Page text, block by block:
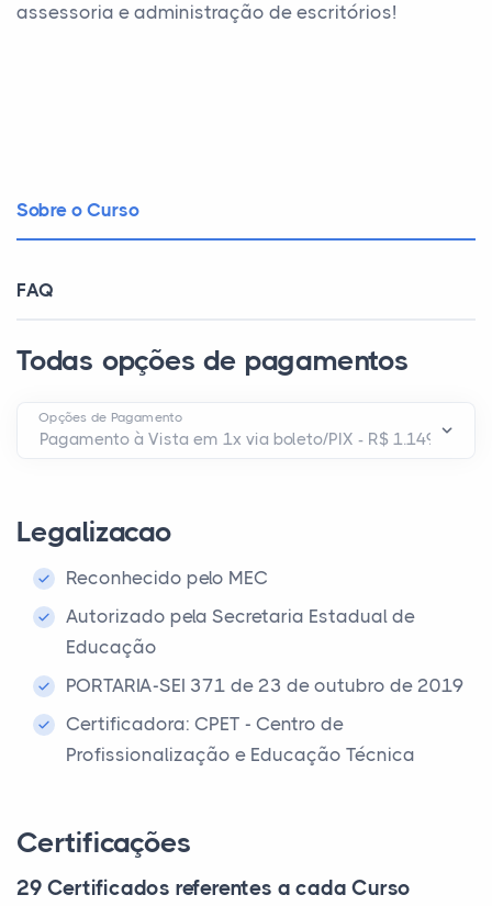
assessoria e administração de escritórios!
Sobre o Curso
FAQ
Todas opções de pagamentos
Opções de Pagamento
Legalizacao
Reconhecido pelo MEC
Autorizado pela Secretaria Estadual de
Educação
PORTARIA-SEI 371 de 23 de outubro de 2019
Certificadora: CPET - Centro de
Profissionalização e Educação Técnica
Certificações
29 Certificados referentes a cada Curso